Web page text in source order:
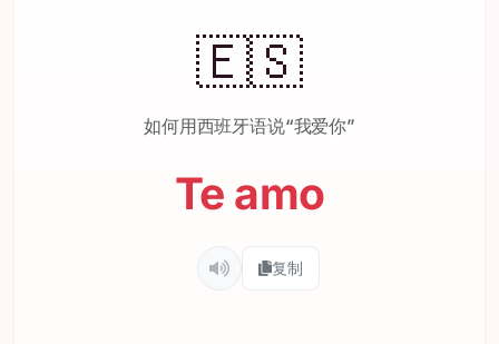
🇪🇸
如何用西班牙语说“我爱你”
Te amo
复制